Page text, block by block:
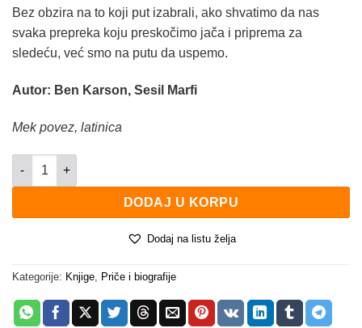
Bez obzira na to koji put izabrali, ako shvatimo da nas
svaka prepreka koju preskočimo jača i priprema za
sledeću, već smo na putu da uspemo.
Autor: Ben Karson, Sesil Marfi
Mek povez, latinica
Zlatne ruke količina
DODAJ U KORPU
Dodaj na listu želja
Kategorije: Knjige, Priče i biografije